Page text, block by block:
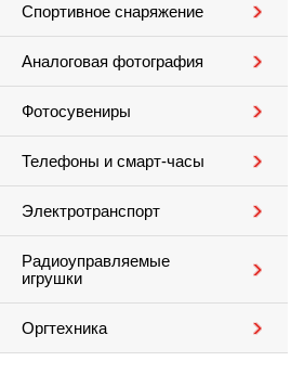
Спортивное снаряжение
Аналоговая фотография
Фотосувениры
Телефоны и смарт-часы
Электротранспорт
Радиоуправляемые
игрушки
Оргтехника